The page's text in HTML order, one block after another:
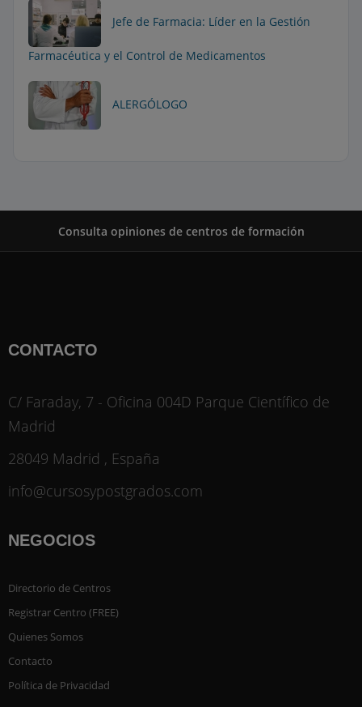
Jefe de Farmacia: Líder en la Gestión
Farmacéutica y el Control de Medicamentos
ALERGÓLOGO
Consulta opiniones de centros de formación
CONTACTO
C/ Faraday, 7 - Oficina 004D Parque Científico de
Madrid
28049 Madrid , España
info@cursosypostgrados.com
NEGOCIOS
Directorio de Centros
Registrar Centro (FREE)
Quienes Somos
Contacto
Política de Privacidad